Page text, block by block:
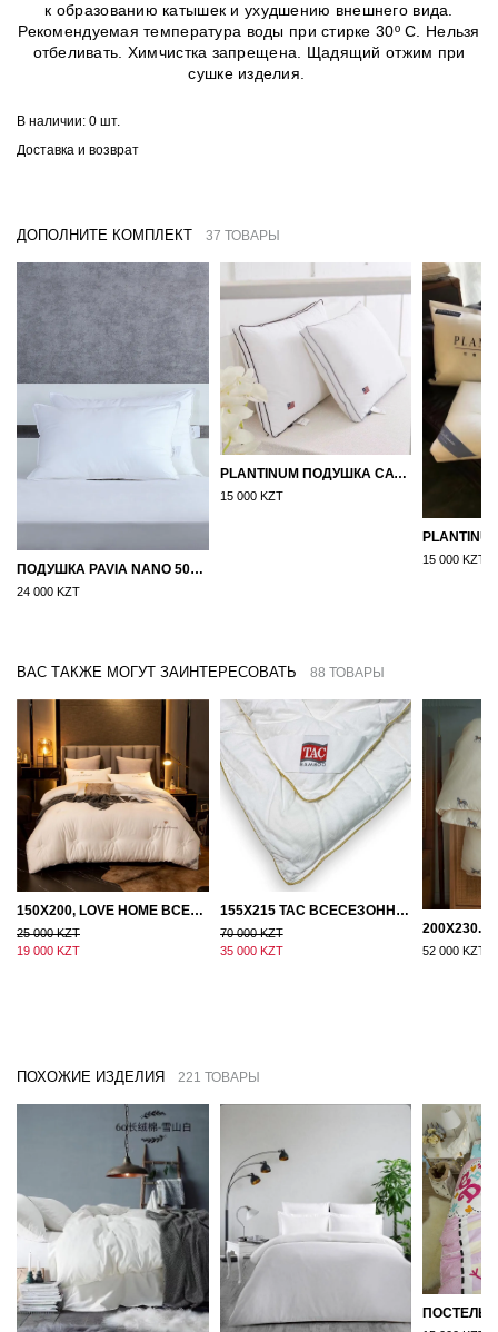
к образованию катышек и ухудшению внешнего вида.
Рекомендуемая температура воды при стирке 30º C. Нельзя
отбеливать. Химчистка запрещена. Щадящий отжим при
сушке изделия.
В наличии: 0 шт.
Доставка и возврат
ДОПОЛНИТЕ КОМПЛЕКТ 37 ТОВАРЫ
ПОДУШКА PAVIA NANO 50X70
24 000 KZT
PLANTINUM ПОДУШКА САТИН, ШЕЛК 50Х70
15 000 KZT
15 000 KZT
ВАС ТАКЖЕ МОГУТ ЗАИНТЕРЕСОВАТЬ 88 ТОВАРЫ
150Х200, LOVE HOME ВСЕСЕЗОННОЕ ОДЕЯЛО ИЗ ХЛОПКА С НАПОЛНИТЕЛЕМ МИКРОГЕЛЬ
25 000 KZT
19 000 KZT
155Х215 TAC ВСЕСЕЗОННОЕ ХЛОПКОВОЕ ОДЕЯЛО ИЗ БАМБУКОВОГО ВОЛОКНА
70 000 KZT
35 000 KZT
52 000 KZT
ПОХОЖИЕ ИЗДЕЛИЯ 221 ТОВАРЫ